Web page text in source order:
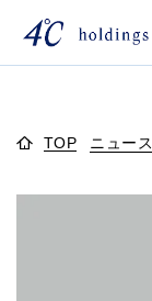
TOP ニュース